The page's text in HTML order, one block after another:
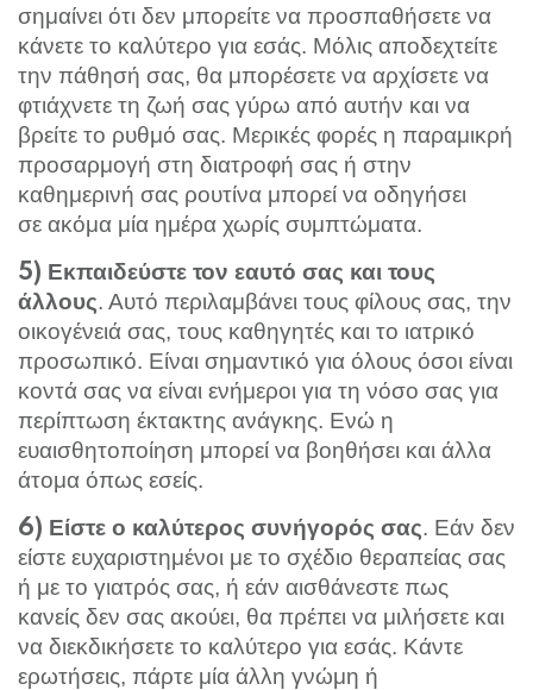
σημαίνει ότι δεν μπορείτε να προσπαθήσετε να
κάνετε το καλύτερο για εσάς. Μόλις αποδεχτείτε
την πάθησή σας, θα μπορέσετε να αρχίσετε να
φτιάχνετε τη ζωή σας γύρω από αυτήν και να
βρείτε το ρυθμό σας. Μερικές φορές η παραμικρή
προσαρμογή στη διατροφή σας ή στην
καθημερινή σας ρουτίνα μπορεί να οδηγήσει
σε ακόμα μία ημέρα χωρίς συμπτώματα.
5) Εκπαιδεύστε τον εαυτό σας και τους
άλλους. Αυτό περιλαμβάνει τους φίλους σας, την
οικογένειά σας, τους καθηγητές και το ιατρικό
προσωπικό. Είναι σημαντικό για όλους όσοι είναι
κοντά σας να είναι ενήμεροι για τη νόσο σας για
περίπτωση έκτακτης ανάγκης. Ενώ η
ευαισθητοποίηση μπορεί να βοηθήσει και άλλα
άτομα όπως εσείς.
6) Είστε ο καλύτερος συνήγορός σας. Εάν δεν
είστε ευχαριστημένοι με το σχέδιο θεραπείας σας
ή με το γιατρός σας, ή εάν αισθάνεστε πως
κανείς δεν σας ακούει, θα πρέπει να μιλήσετε και
να διεκδικήσετε το καλύτερο για εσάς. Κάντε
ερωτήσεις, πάρτε μία άλλη γνώμη ή